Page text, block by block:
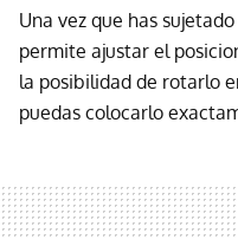
Una vez que has
permite ajustar el
la posibilidad de rotarlo
puedas colocarlo